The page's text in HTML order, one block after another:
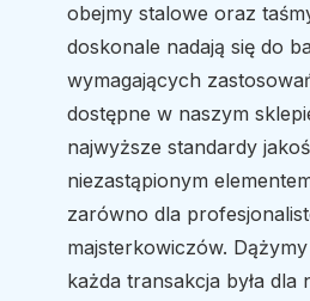
obejmy stalowe oraz
doskonale nadają się do
wymagających
dostępne w naszym
najwyższe standardy
niezastąpionym
zarówno dla
majsterkowiczów.
każda transakcja była dla